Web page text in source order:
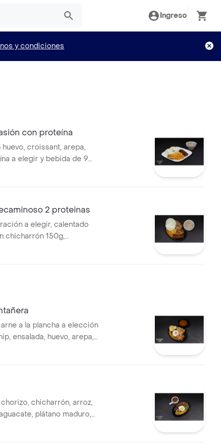
Ingreso
y condiciones
con proteína
croissant, arepa,
a elegir y bebida de 9
2 proteinas
a elegir, calentado
chicharrón 150g,
maduritos, arepa,
a la plancha a elección
ensalada, huevo, arepa,
.
chicharrón, arroz,
plátano maduro,
y cebolla, lechuga y